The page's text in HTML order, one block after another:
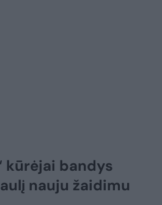
kūrėjai bandys
nauju žaidimu